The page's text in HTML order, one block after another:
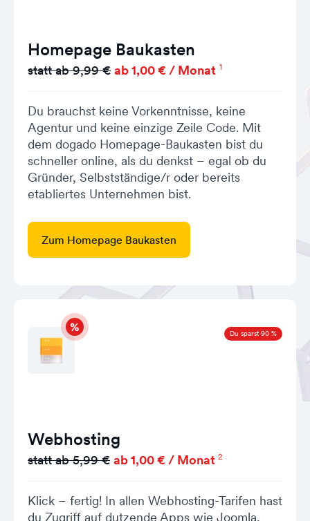
Homepage Baukasten
statt ab 9,99 € ab 1,00 € / Monat 1
Du brauchst keine Vorkenntnisse, keine
Agentur und keine einzige Zeile Code. Mit
dem dogado Homepage-Baukasten bist du
schneller online, als du denkst – egal ob du
Gründer, Selbstständige/r oder bereits
etabliertes Unternehmen bist.
Zum Homepage Baukasten
Du sparst 90 %
Webhosting
statt ab 5,99 € ab 1,00 € / Monat 2
Klick – fertig! In allen Webhosting-Tarifen hast
du Zugriff auf dutzende Apps wie Joomla,